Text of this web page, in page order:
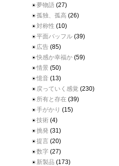
夢物語 (27)
孤独、孤高 (26)
対称性 (10)
平面バッフル (39)
広告 (85)
快感か幸福か (59)
情景 (50)
憶音 (13)
戻っていく感覚 (230)
所有と存在 (39)
手がかり (15)
技術 (4)
挑発 (31)
提言 (20)
数字 (27)
新製品 (173)